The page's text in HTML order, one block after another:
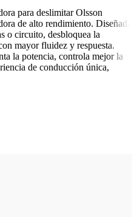
para deslimitar Olsson
de alto rendimiento. Diseñada
o circuito, desbloquea la
mayor fluidez y respuesta.
la potencia, controla mejor la
de conducción única,